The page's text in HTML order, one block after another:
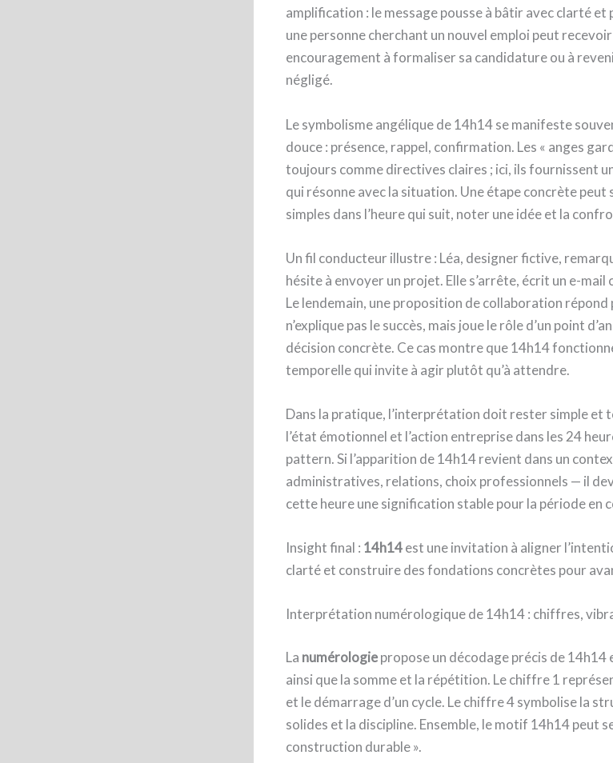
amplification : le message pousse à bâtir avec clarté et
une personne cherchant un nouvel emploi peut
encouragement à formaliser sa candidature ou à
négligé.
Le symbolisme angélique de 14h14 se manifeste
douce : présence, rappel, confirmation. Les « anges
toujours comme directives claires ; ici, ils fournissent
qui résonne avec la situation. Une étape concrète
simples dans l’heure qui suit, noter une idée et la
Un fil conducteur illustre : Léa, designer fictive,
hésite à envoyer un projet. Elle s’arrête, écrit un e-
Le lendemain, une proposition de collaboration
n’explique pas le succès, mais joue le rôle d’un point
décision concrète. Ce cas montre que 14h14
temporelle qui invite à agir plutôt qu’à attendre.
Dans la pratique, l’interprétation doit rester simple et
l’état émotionnel et l’action entreprise dans les 24
pattern. Si l’apparition de 14h14 revient dans un
administratives, relations, choix professionnels — il
cette heure une signification stable pour la période en
Insight final : 14h14est une invitation à aligner
clarté et construire des fondations concrètes pour
Interprétation numérologique de 14h14 : chiffres,
La numérologiepropose un décodage précis de 14h14
ainsi que la somme et la répétition. Le chiffre 1
et le démarrage d’un cycle. Le chiffre 4 symbolise la
solides et la discipline. Ensemble, le motif 14h14 peut
construction durable ».